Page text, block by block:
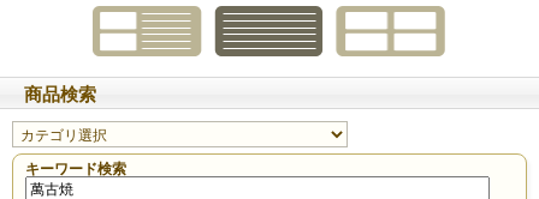
商品検索
キーワード検索